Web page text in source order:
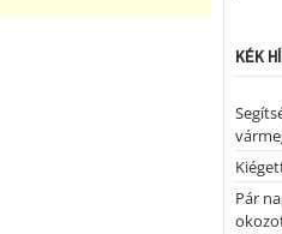
KÉK
Pár